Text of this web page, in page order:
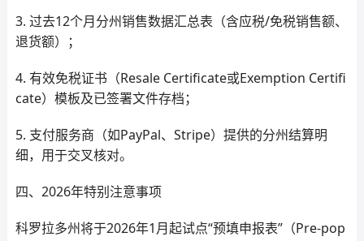
3. 过去12个月分州销售数据汇总表（含应税/免税销售额、
退货额）；
4. 有效免税证书（Resale Certificate或Exemption Certifi
cate）模板及已签署文件存档；
5. 支付服务商（如PayPal、Stripe）提供的分州结算明
细，用于交叉核对。
四、2026年特别注意事项
科罗拉多州将于2026年1月起试点“预填申报表”（Pre-pop